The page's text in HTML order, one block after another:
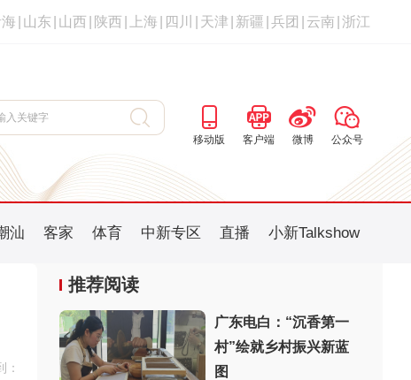
山东 山西 陕西 上海 四川 天津 新疆 兵团 云南 浙江
移动版 客户端 微博 公众号
汕 客家 体育 中新专区 直播 小新Talkshow
：
推荐阅读
广东电白：“沉香第一
村”绘就乡村振兴新蓝
图